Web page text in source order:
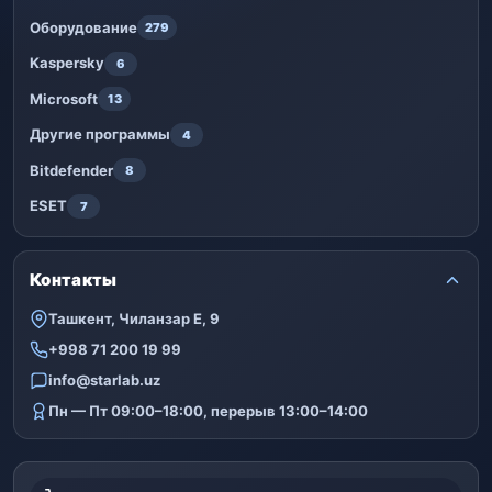
Оборудование 279
Kaspersky 6
Microsoft 13
Другие программы 4
Bitdefender 8
ESET 7
Контакты
Ташкент, Чиланзар Е, 9
+998 71 200 19 99
info@starlab.uz
Пн — Пт 09:00–18:00, перерыв 13:00–14:00